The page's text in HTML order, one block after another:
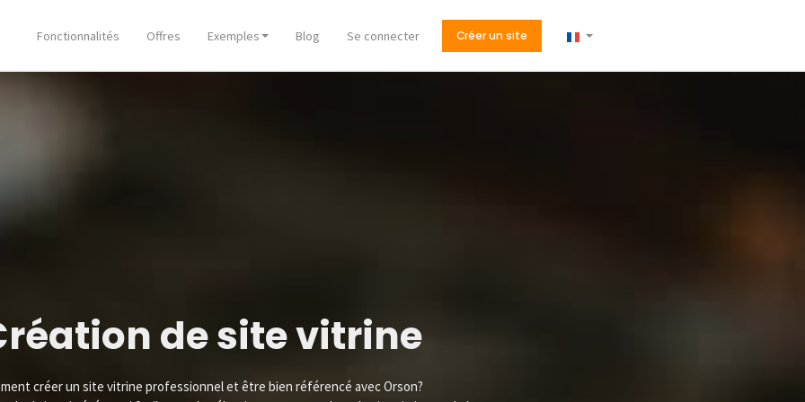
Fonctionnalités Offres Exemples Blog Se connecter Créer un site
de site vitrine
créer un site vitrine professionnel et être bien référencéavec Orson?